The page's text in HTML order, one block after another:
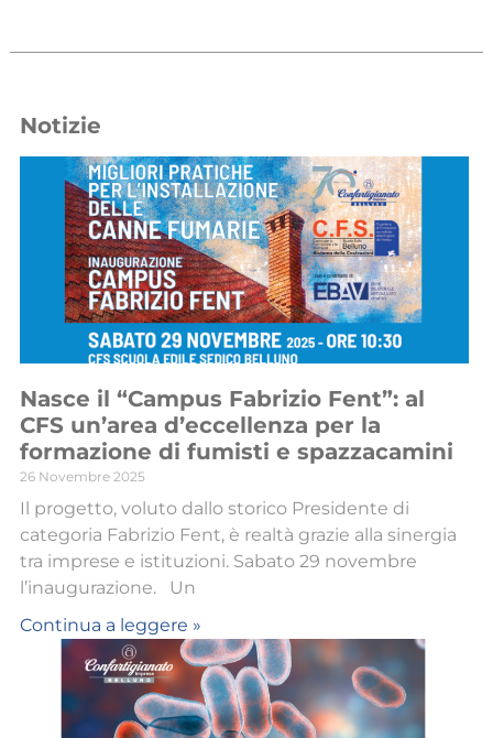
Notizie
Nasce il “Campus Fabrizio Fent”: al
CFS un’area d’eccellenza per la
formazione di fumisti e spazzacamini
26 Novembre 2025
Il progetto, voluto dallo storico Presidente di
categoria Fabrizio Fent, è realtà grazie alla sinergia
tra imprese e istituzioni. Sabato 29 novembre
l’inaugurazione. Un
Continua a leggere »